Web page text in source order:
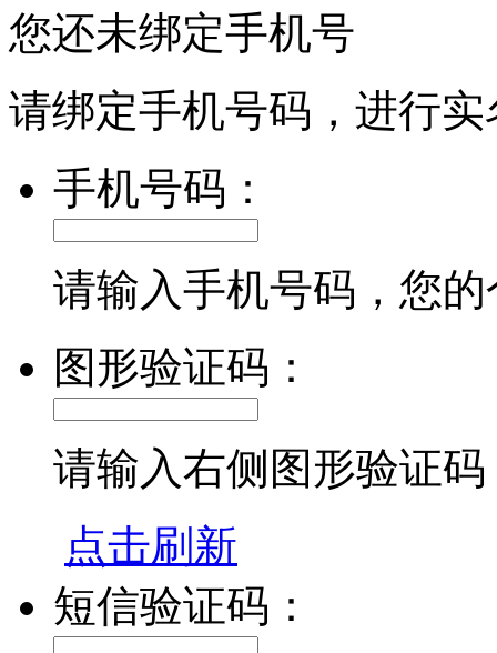
您还未绑定手机号
请绑定手机号码，进行
手机号码：
请输入手机号码，您
图形验证码：
请输入右侧图形验证码
点击刷新
短信验证码：